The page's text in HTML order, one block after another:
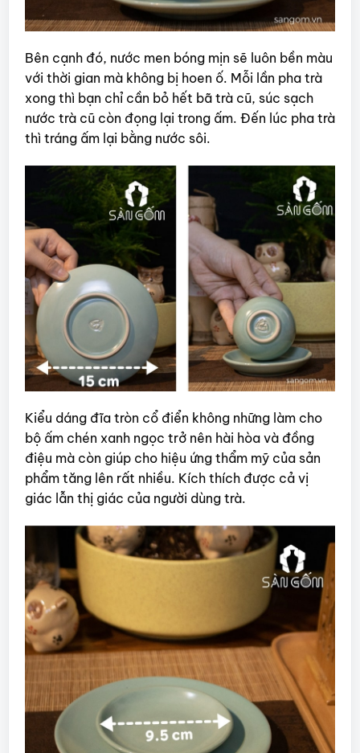
Bên cạnh đó, nước men bóng mịn sẽ luôn bền màu
với thời gian mà không bị hoen ố. Mỗi lần pha trà
xong thì bạn chỉ cần bỏ hết bã trà cũ, súc sạch
nước trà cũ còn đọng lại trong ấm. Đến lúc pha trà
thì tráng ấm lại bằng nước sôi.
Kiểu dáng đĩa tròn cổ điển không những làm cho
bộ ấm chén xanh ngọc trở nên hài hòa và đồng
điệu mà còn giúp cho hiệu ứng thẩm mỹ của sản
phẩm tăng lên rất nhiều. Kích thích được cả vị
giác lẫn thị giác của người dùng trà.